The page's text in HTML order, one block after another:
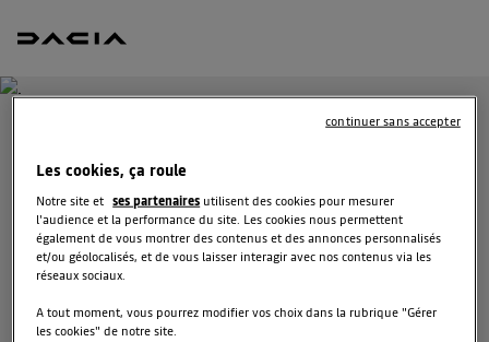
RÉSERVEZ UN ESSAI
POUR JOGGER
Vous vous demandez quel véhicule est fait pour vous ?
Réservez l’un de nos modèles pour profiter d’un essai
Les cookies, ça roule
Notre site et ses partenaires utilisent des cookies pour mesurer
l'audience et la performance du site. Les cookies nous permettent
également de vous montrer des contenus et des annonces personnalisés
et/ou géolocalisés, et de vous laisser interagir avec nos contenus via les
réseaux sociaux.
A tout moment, vous pourrez modifier vos choix dans la rubrique "Gérer
les cookies" de notre site.
continuer sans accepter